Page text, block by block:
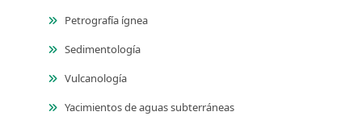
Petrografía ígnea
Sedimentología
Vulcanología
Yacimientos de aguas subterráneas